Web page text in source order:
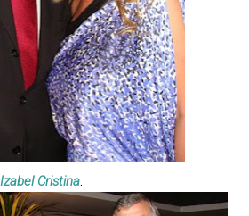
Izabel Cristina